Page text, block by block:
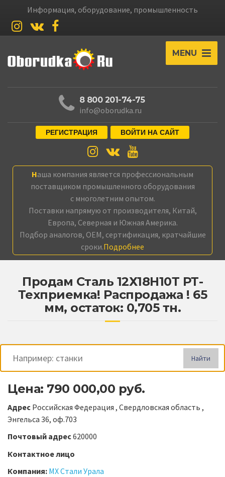
Информация, оборудование, промышленность
MENU
8 800 201-74-75
info@oborudka.ru
РЕГИСТРАЦИЯ ВОЙТИ НА САЙТ
Наша компания является профессиональным
поставщиком промышленного оборудования
с многолетним опытом.
Поставки напрямую от производителя, Китай,
Европа, Северная и Южная Америка.
Подбор аналогов, OEM, сертификация, кратчайшие
сроки.Подробнее
Продам Сталь 12Х18Н10Т РТ-
Техприемка! Распродажа ! 65
мм, остаток: 0,705 тн.
Найти
Цена: 790 000,00 руб.
Адрес Российская Федерация , Свердловская область ,
Энгельса 36, оф.703
Почтовый адрес620000
Контактное лицо
Компания: МХ Стали Урала